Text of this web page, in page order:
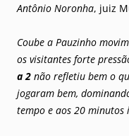
Antônio Noronha, juiz
Coube a Pauzinho
os visitantes forte
a 2 não refletiu bem o
jogaram bem,
tempo e aos 20 minutos